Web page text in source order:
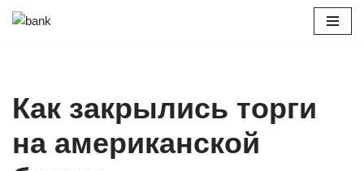
Как закрылись торги
на американской